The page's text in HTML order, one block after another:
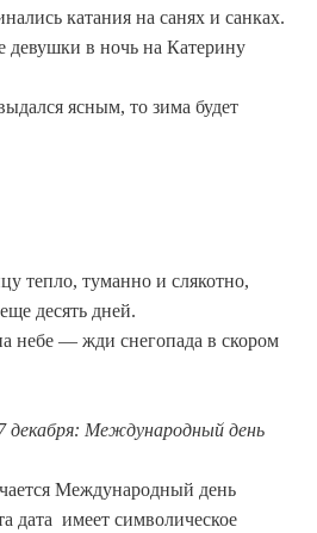
катания на санях и санках.
в ночь на Катерину
ясным, то зима будет
тепло, туманно и слякотно,
десять дней.
небе — жди снегопада в скором
декабря: Международный день
Международный день
дата имеет символическое